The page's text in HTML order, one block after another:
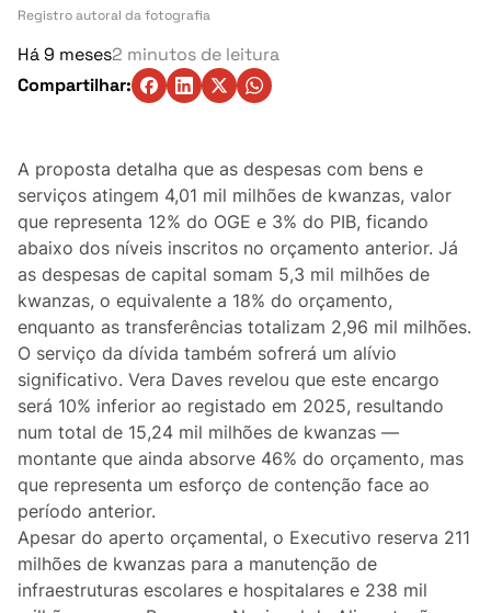
Denúncia
Matérias-Primas
Indústria
Auto
Agricultura
Vozes Pontuais
Lifestyle
Casa
Fama
Figuras
Registro autoral da fotografia
Há 9 meses2 minutos de leitura
Compartilhar:
A proposta detalha que as despesas com bens e
serviços atingem 4,01 mil milhões de kwanzas, valor
que representa 12% do OGE e 3% do PIB, ficando
abaixo dos níveis inscritos no orçamento anterior. Já
as despesas de capital somam 5,3 mil milhões de
kwanzas, o equivalente a 18% do orçamento,
enquanto as transferências totalizam 2,96 mil milhões.
O serviço da dívida também sofrerá um alívio
significativo. Vera Daves revelou que este encargo
será 10% inferior ao registado em 2025, resultando
num total de 15,24 mil milhões de kwanzas —
montante que ainda absorve 46% do orçamento, mas
que representa um esforço de contenção face ao
período anterior.
Apesar do aperto orçamental, o Executivo reserva 211
milhões de kwanzas para a manutenção de
infraestruturas escolares e hospitalares e 238 mil